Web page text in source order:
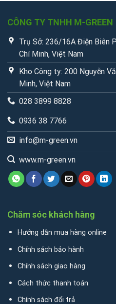
CÔNG TY TNHH M-GREEN
Trụ Sở: 236/16A Điện Biên
Chí Minh, Việt Nam
Kho Công ty: 200 Nguyễn
Minh, Việt Nam
028 3899 8828
0936 38 7766
info@m-green.vn
www.m-green.vn
Chăm sóc khách hàng
Hướng dẫn mua hàng online
Chính sách bảo hành
Chính sách giao hàng
Cách thức thanh toán
Chính sách đổi trả